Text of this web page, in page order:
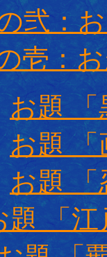
弐：
壱：
お題
お題
お題
題 「